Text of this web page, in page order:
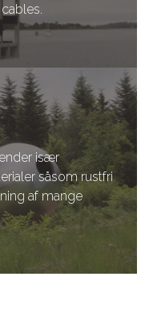
især
såsom rustfri
af mange